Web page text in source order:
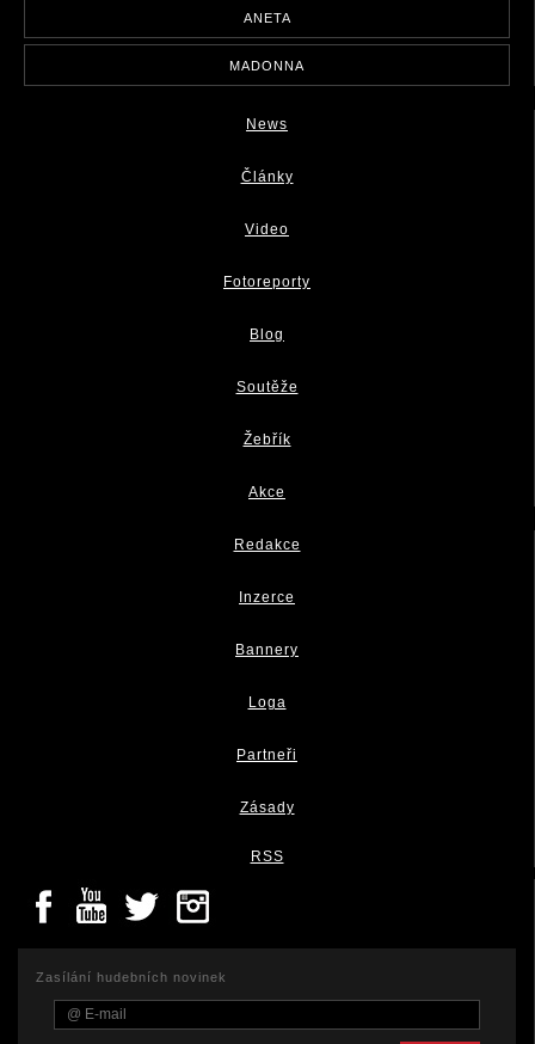
ANETA
MADONNA
News
Články
Video
Fotoreporty
Blog
Soutěže
Žebřík
Akce
Redakce
Inzerce
Bannery
Loga
Partneři
Zásady
RSS
Zasílání hudebních novinek